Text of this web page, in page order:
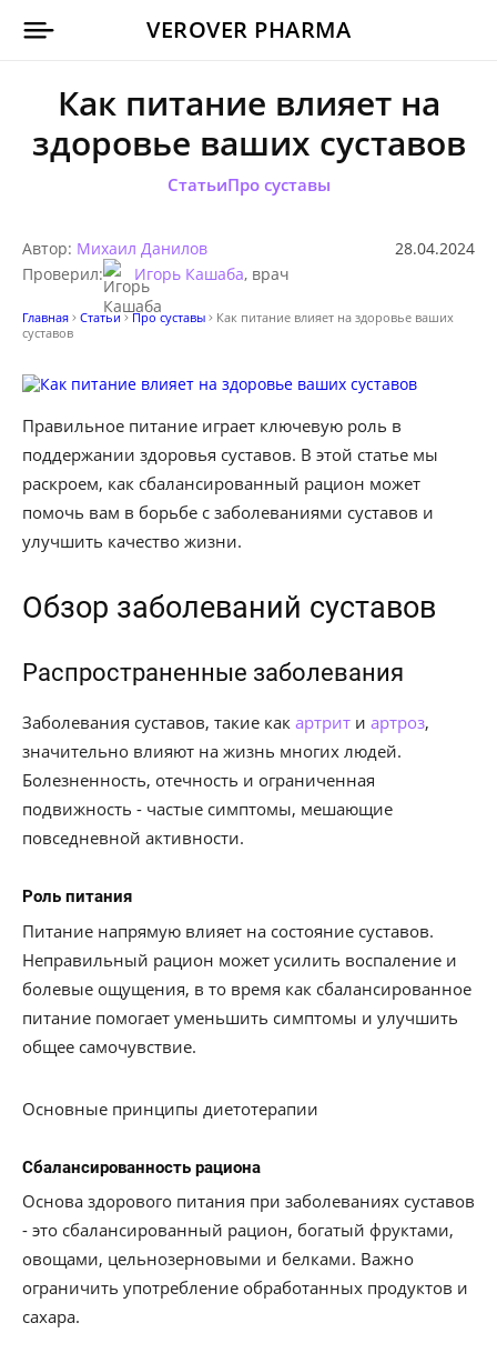
VEROVER PHARMA
Как питание влияет на
здоровье ваших суставов
СтатьиПро суставы
28.04.2024
Автор: Михаил Данилов
Проверил:
Игорь Кашаба, врач
Главная Статьи Про суставы
Как питание влияет на здоровье ваших
суставов
Правильное питание играет ключевую роль в
поддержании здоровья суставов. В этой статье мы
раскроем, как сбалансированный рацион может
помочь вам в борьбе с заболеваниями суставов и
улучшить качество жизни.
Обзор заболеваний суставов
Распространенные заболевания
Заболевания суставов, такие как артрит и артроз,
значительно влияют на жизнь многих людей.
Болезненность, отечность и ограниченная
подвижность - частые симптомы, мешающие
повседневной активности.
Роль питания
Питание напрямую влияет на состояние суставов.
Неправильный рацион может усилить воспаление и
болевые ощущения, в то время как сбалансированное
питание помогает уменьшить симптомы и улучшить
общее самочувствие.
Основные принципы диетотерапии
Сбалансированность рациона
Основа здорового питания при заболеваниях суставов
- это сбалансированный рацион, богатый фруктами,
овощами, цельнозерновыми и белками. Важно
ограничить употребление обработанных продуктов и
сахара.